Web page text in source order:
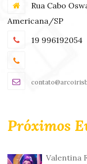
Rua Cabo
Americana/SP
19 996192054
Próximos
Valentina